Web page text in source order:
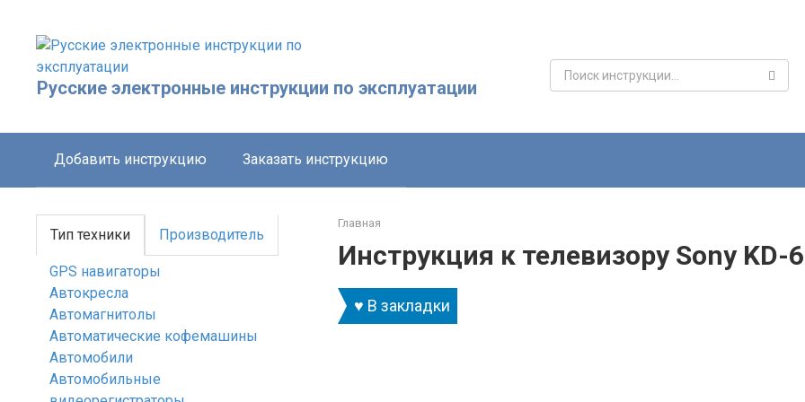
контенту
Русские электронные инструкции по эксплуатации
Поиск:
Добавить инструкцию Заказать инструкцию
Главная
Инструкция к телевизору Sony KD-
♥ В закладки
Тип техники Производитель
GPS навигаторы
Автокресла
Автомагнитолы
Автоматические кофемашины
Автомобили
Автомобильные